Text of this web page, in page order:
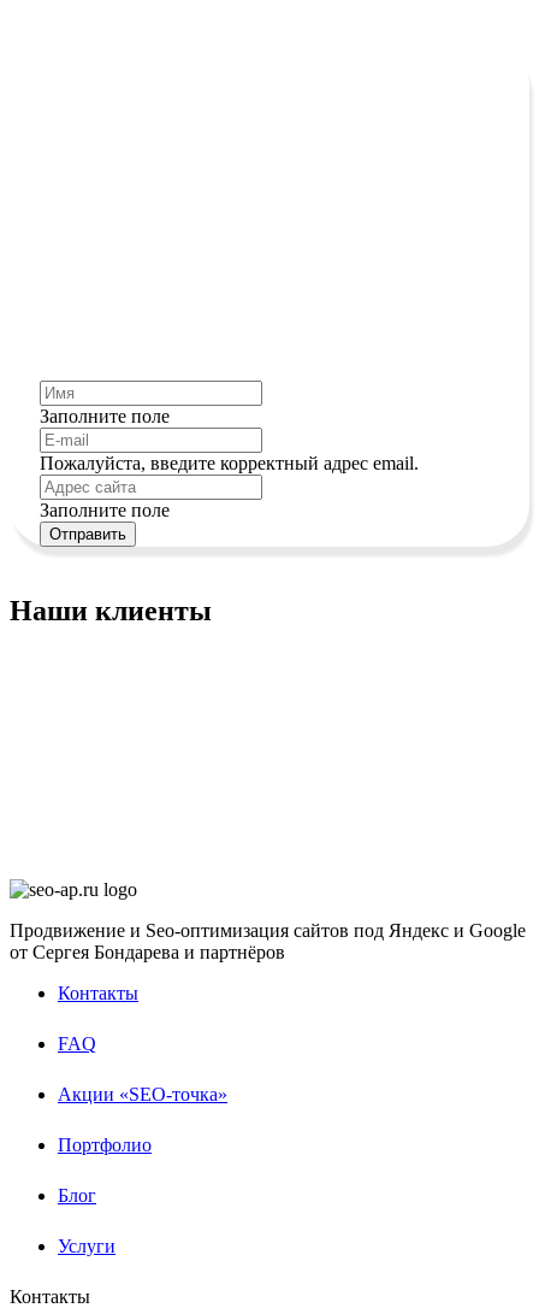
Заполните поле
Пожалуйста, введите корректный адрес email.
Заполните поле
Отправить
Наши клиенты
Продвижение и Seo-оптимизация сайтов под Яндекс и Google
от Сергея Бондарева и партнёров
Контакты
FAQ
Акции «SEO-точка»
Портфолио
Блог
Услуги
Контакты